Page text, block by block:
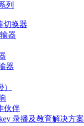
列
切换器
器
器
伙伴
录播及教育解决方案